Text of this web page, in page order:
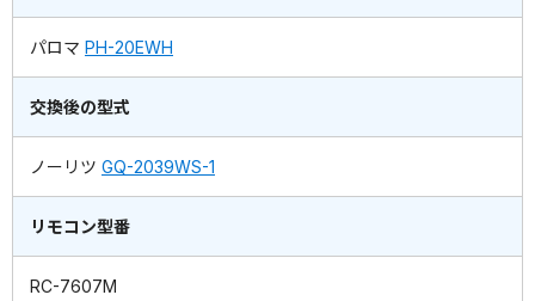
パロマ PH-20EWH
交換後の型式
ノーリツ GQ-2039WS-1
リモコン型番
RC-7607M